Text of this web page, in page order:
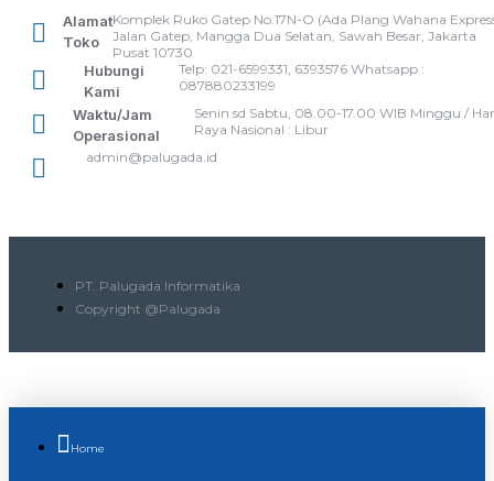
Alamat
Toko
Komplek Ruko Gatep No.17N-O (Ada Plang Wahana
Jalan Gatep, Mangga Dua Selatan, Sawah Besar, Jakarta
Pusat 10730
Hubungi
Kami
Telp: 021-6599331, 6393576 Whatsapp :
087880233199
Waktu/Jam
Operasional
Senin sd Sabtu, 08.00-17.00 WIB Minggu /
Raya Nasional : Libur
admin@palugada.id
PT. Palugada Informatika
Copyright @Palugada
Home